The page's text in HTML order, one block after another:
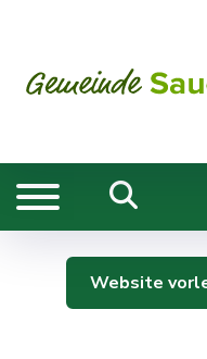
Website